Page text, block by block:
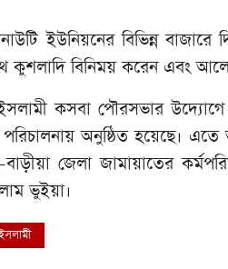
ইউনিয়নের বিভিন্ন বাজারে
কুশলাদি বিনিময় করেন এবং
কসবা পৌরসভার উদ্যোগে
পরিচালনায় অনুষ্ঠিত হয়েছে।
বাড়ীয়া জেলা জামায়াতের
ভুইয়া।